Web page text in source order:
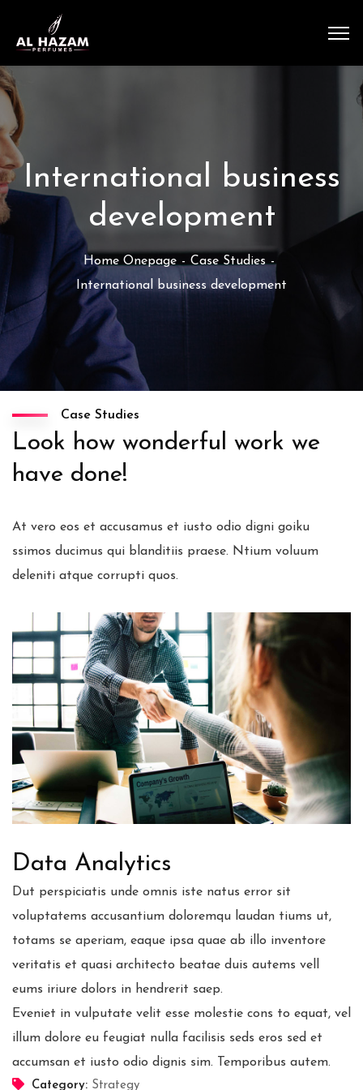
International business
development
Home Onepage
Case Studies
International business development
Case Studies
Look how wonderful work we
have done!
At vero eos et accusamus et iusto odio digni goiku
ssimos ducimus qui blanditiis praese. Ntium voluum
deleniti atque corrupti quos.
Data Analytics
Dut perspiciatis unde omnis iste natus error sit
voluptatems accusantium doloremqu laudan tiums ut,
totams se aperiam, eaque ipsa quae ab illo inventore
veritatis et quasi architecto beatae duis autems vell
eums iriure dolors in hendrerit saep.
Eveniet in vulputate velit esse molestie cons to equat, vel
illum dolore eu feugiat nulla facilisis seds eros sed et
accumsan et iusto odio dignis sim. Temporibus autem.
Category: Strategy